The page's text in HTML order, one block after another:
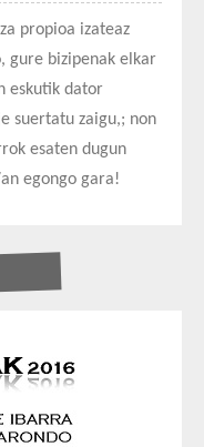
propioa izateaz
gure bizipenak elkar
eskutik dator
suertatu zaigu,; non
esaten dugun
egongo gara!